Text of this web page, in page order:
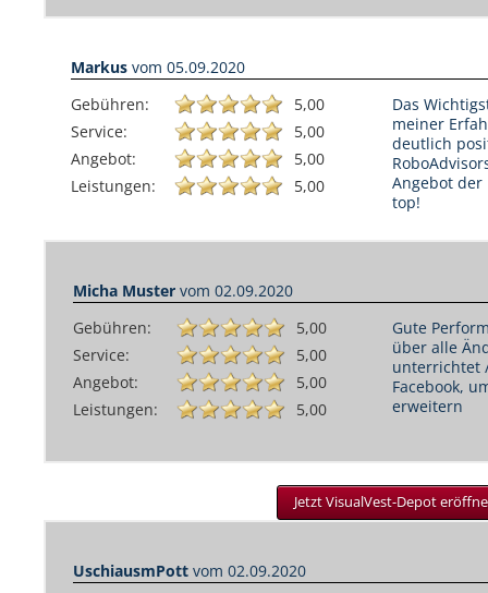
Markus vom 05.09.2020
Gebühren:
5,00
Service:
5,00
Angebot:
5,00
Leistungen:
5,00
Das
meiner
deutlich
Angebot
top!
Micha Muster vom 02.09.2020
Gebühren:
5,00
Service:
5,00
Angebot:
5,00
Leistungen:
5,00
Gute
über alle
unterrichtet
Facebook,
erweitern
Jetzt VisualVest-Depot
UschiausmPott vom 02.09.2020